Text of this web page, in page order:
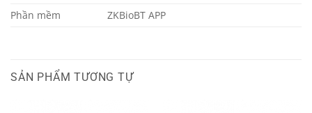
Phần mềm
ZKBioBT APP
SẢN PHẨM TƯƠNG TỰ